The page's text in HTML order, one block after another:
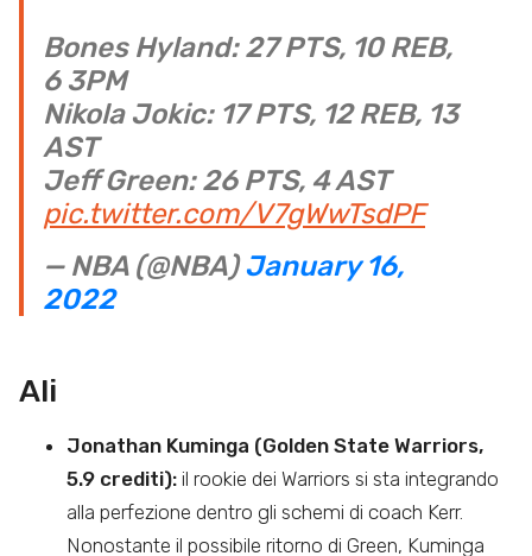
Bones Hyland: 27 PTS, 10 REB,
6 3PM
Nikola Jokic: 17 PTS, 12 REB, 13
AST
Jeff Green: 26 PTS, 4 AST
pic.twitter.com/V7gWwTsdPF
— NBA (@NBA)January 16,
2022
Ali
Jonathan Kuminga (Golden State Warriors,
5.9 crediti): il rookie dei Warriors si sta integrando
alla perfezione dentro gli schemi di coach Kerr.
Nonostante il possibile ritorno di Green, Kuminga